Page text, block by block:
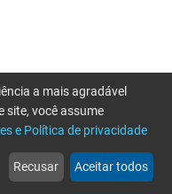
web
Notícias
more_horiz
Mais
a mais agradável
site, você assume
e Política de privacidade
Recusar Aceitar todos
novamente